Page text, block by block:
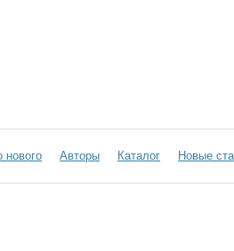
нового Авторы Каталог Новые